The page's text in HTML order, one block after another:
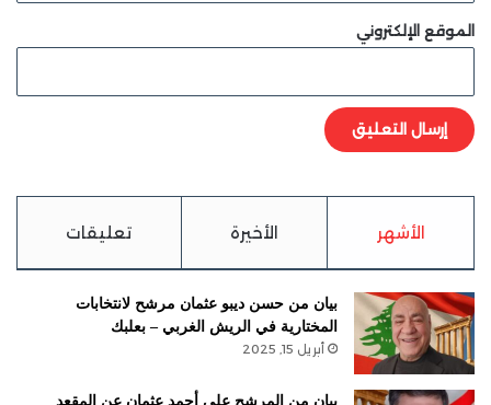
الموقع الإلكتروني
الأشهر الأخيرة تعليقات
بيان من حسن ديبو عثمان مرشح لانتخابات
المختارية في الريش الغربي – بعلبك
أبريل 15, 2025
بيان من المرشح علي أحمد عثمان عن المقعد